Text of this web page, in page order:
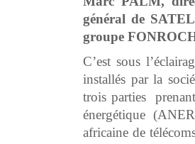
général de
groupe
C’est sous
installés par la
trois parties
énergétique
africaine de